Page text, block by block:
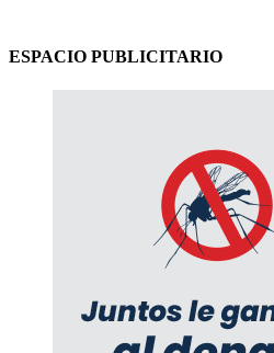
ESPACIO PUBLICITARIO